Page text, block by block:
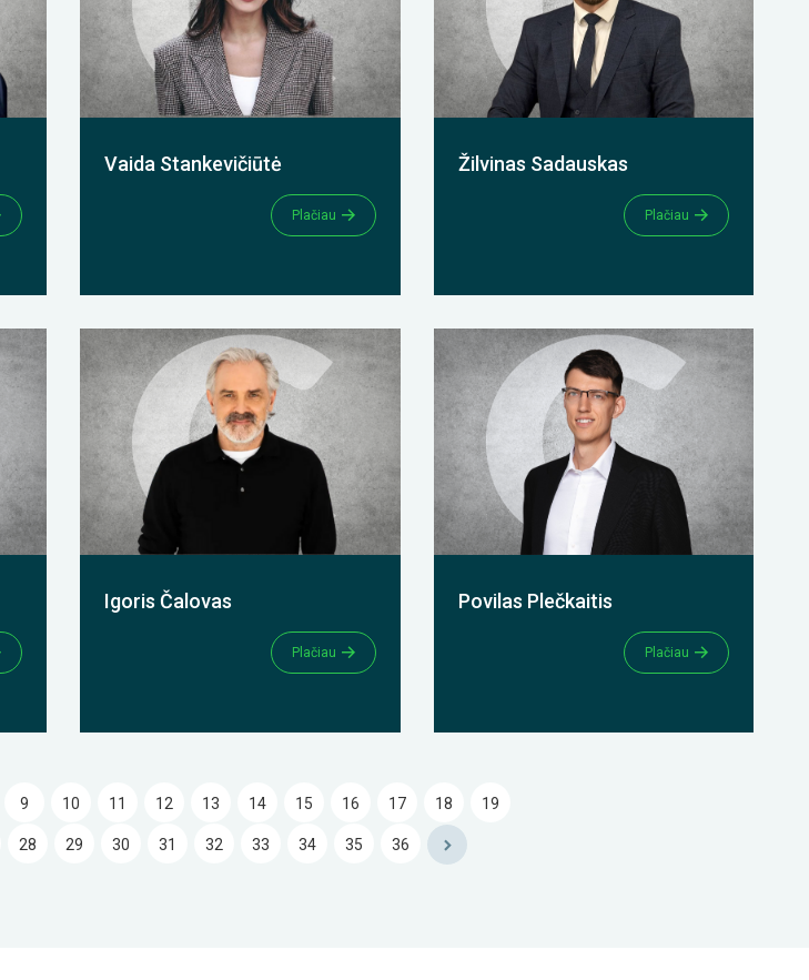
Vaida Stankevičiūtė
Plačiau
Žilvinas Sadauskas
Plačiau
Igoris Čalovas
Plačiau
Povilas Plečkaitis
Plačiau
9 10 11 12 13 14 15 16 17 18 19
28 29 30 31 32 33 34 35 36